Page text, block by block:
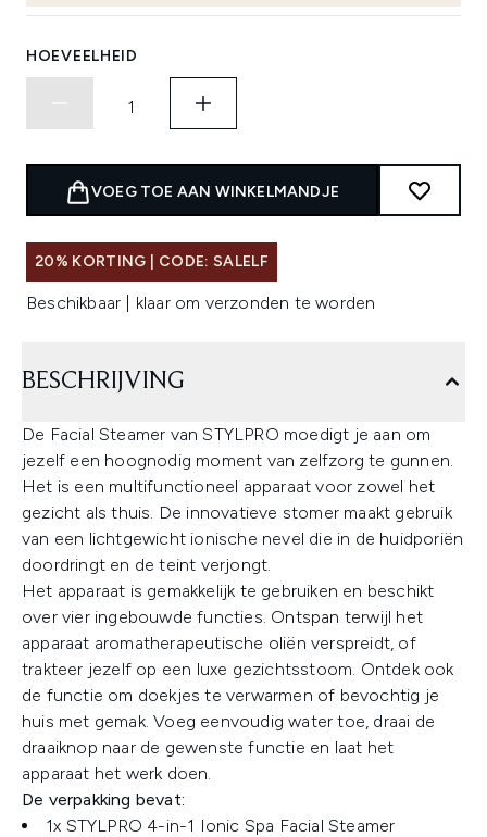
HOEVEELHEID
VOEG TOE AAN WINKELMANDJE
20% KORTING | CODE: SALELF
Beschikbaar | klaar om verzonden te worden
BESCHRIJVING
De Facial Steamer van STYLPRO moedigt je aan om
jezelf een hoognodig moment van zelfzorg te gunnen.
Het is een multifunctioneel apparaat voor zowel het
gezicht als thuis. De innovatieve stomer maakt gebruik
van een lichtgewicht ionische nevel die in de huidporiën
doordringt en de teint verjongt.
Het apparaat is gemakkelijk te gebruiken en beschikt
over vier ingebouwde functies. Ontspan terwijl het
apparaat aromatherapeutische oliën verspreidt, of
trakteer jezelf op een luxe gezichtsstoom. Ontdek ook
de functie om doekjes te verwarmen of bevochtig je
huis met gemak. Voeg eenvoudig water toe, draai de
draaiknop naar de gewenste functie en laat het
apparaat het werk doen.
De verpakking bevat:
1x STYLPRO 4-in-1 Ionic Spa Facial Steamer